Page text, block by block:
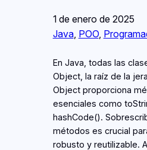
1 de enero de 2025
Java, POO,
En Java, todas las
Object, la raíz de la
Object proporciona
esenciales como
hashCode().
métodos es crucial
robusto y reutilizable.